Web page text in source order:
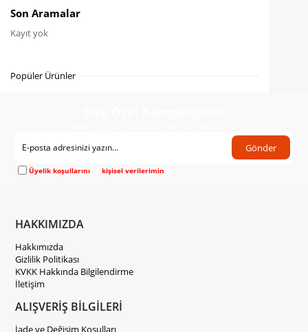
Karşılaştır
Fiyat Düşünce Haber Ver
Gönder
Üyelik koşullarını vekişisel verilerimin
HAKKIMIZDA
Hakkımızda
Gizlilik Politikası
KVKK Hakkında Bilgilendirme
İletişim
ALIŞVERİŞ BİLGİLERİ
İade ve Değişim Koşulları
Son Aramalar
Kayıt yok
Popüler Ürünler